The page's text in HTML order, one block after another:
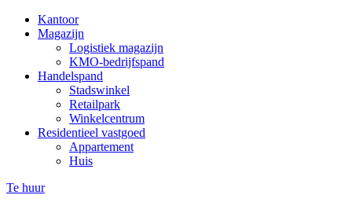
Kantoor
Magazijn
Logistiek magazijn
KMO-bedrijfspand
Handelspand
Stadswinkel
Retailpark
Winkelcentrum
Residentieel vastgoed
Appartement
Huis
Te huur